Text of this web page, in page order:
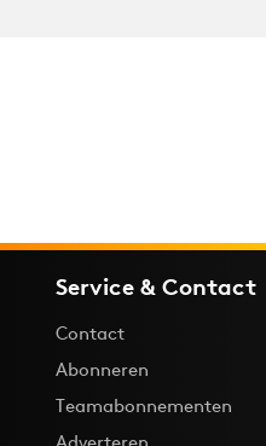
Service & Contact
Contact
Abonneren
Teamabonnementen